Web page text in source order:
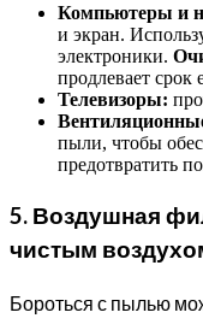
Компьютеры и
и экран.
электроники.
продлевает срок
Телевизоры:
пыли, чтобы
предотвратить
5. Воздушная
чистым
Бороться с пылью